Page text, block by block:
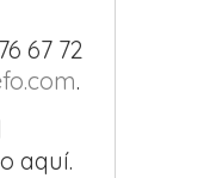
67 72
.
aquí.